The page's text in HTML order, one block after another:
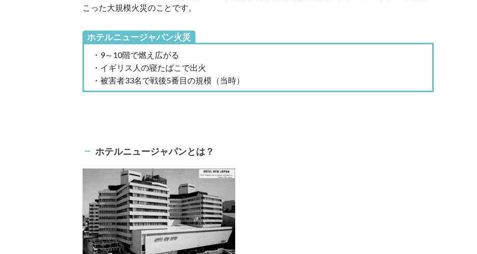
こった大規模火災のことです。
ホテルニュージャパン火災
・9～10階で燃え広がる
・イギリス人の寝たばこで出火
・被害者33名で戦後5番目の規模（当時）
ホテルニュージャパンとは？